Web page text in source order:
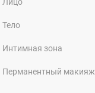
Тело
Интимная зона
Перманентный макияж